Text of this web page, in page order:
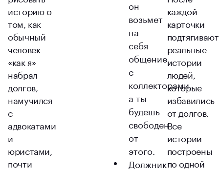
историю о
том, как
обычный
человек
«как я»
набрал
долгов,
намучился
с
адвокатами
и
юристами,
почти
он
возьмет
на
себя
общение
с
коллекторами,
а ты
будешь
свободен
от
этого.
Должник
каждой
карточки
реальные
истории
людей,
которые
избавились
от долгов.
Все
истории
построены
по одной